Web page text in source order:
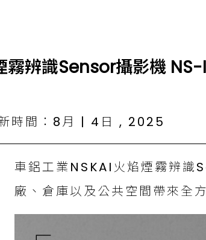
霧辨識Sensor攝影機
時間：8月 | 4日 , 2025
車鋁工業NSKAI火焰煙霧辨
廠、倉庫以及公共空間帶來全